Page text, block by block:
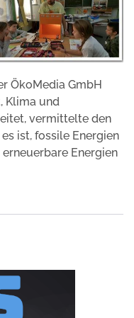
ÖkoMedia GmbH
Klima und
vermittelte den
ist, fossile Energien
Energien